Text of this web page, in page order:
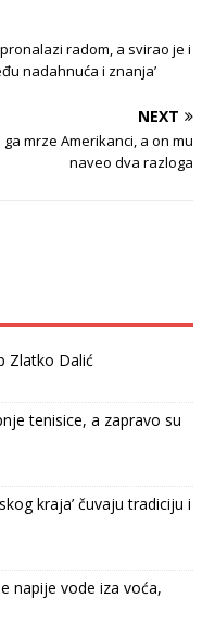
radom, a svirao je i
nadahnuća i znanja’
NEXT
mrze Amerikanci, a on mu
naveo dva razloga
Zlatko Dalić
tenisice, a zapravo su
kraja’ čuvaju tradiciju i
napije vode iza voća,